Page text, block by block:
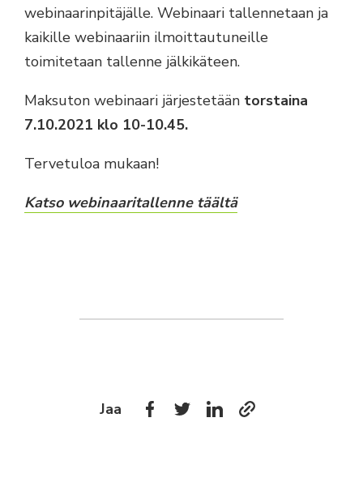
webinaarinpitäjälle. Webinaari tallennetaan ja
kaikille webinaariin ilmoittautuneille
toimitetaan tallenne jälkikäteen.
Maksuton webinaari järjestetään torstaina
7.10.2021 klo 10-10.45.
Tervetuloa mukaan!
Katso webinaaritallenne täältä
Jaa